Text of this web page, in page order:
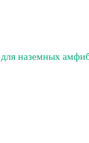
для наземных